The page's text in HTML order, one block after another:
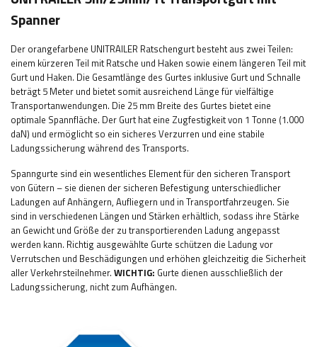
Spanner
Der orangefarbene UNITRAILER Ratschengurt besteht aus zwei Teilen:
einem kürzeren Teil mit Ratsche und Haken sowie einem längeren Teil mit
Gurt und Haken. Die Gesamtlänge des Gurtes inklusive Gurt und Schnalle
beträgt 5 Meter und bietet somit ausreichend Länge für vielfältige
Transportanwendungen. Die 25 mm Breite des Gurtes bietet eine
optimale Spannfläche. Der Gurt hat eine Zugfestigkeit von 1 Tonne (1.000
daN) und ermöglicht so ein sicheres Verzurren und eine stabile
Ladungssicherung während des Transports.
Spanngurte sind ein wesentliches Element für den sicheren Transport
von Gütern – sie dienen der sicheren Befestigung unterschiedlicher
Ladungen auf Anhängern, Aufliegern und in Transportfahrzeugen. Sie
sind in verschiedenen Längen und Stärken erhältlich, sodass ihre Stärke
an Gewicht und Größe der zu transportierenden Ladung angepasst
werden kann. Richtig ausgewählte Gurte schützen die Ladung vor
Verrutschen und Beschädigungen und erhöhen gleichzeitig die Sicherheit
aller Verkehrsteilnehmer. WICHTIG: Gurte dienen ausschließlich der
Ladungssicherung, nicht zum Aufhängen.